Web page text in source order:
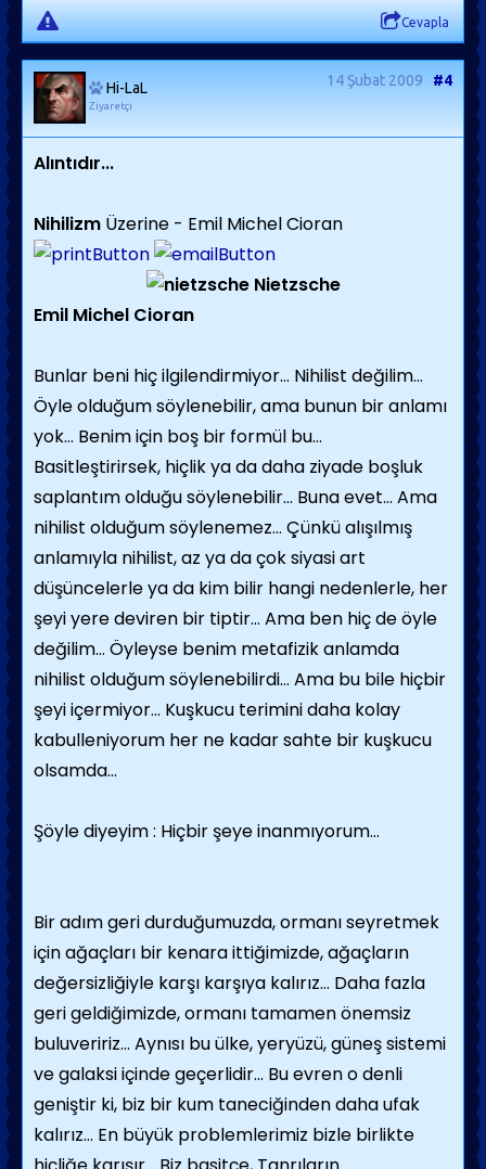
Cevapla
Hi-LaL
Ziyaretçi
14 Şubat 2009 #4
Alıntıdır...
Nihilizm Üzerine - Emil Michel Cioran
Nietzsche
Emil Michel Cioran
Bunlar beni hiç ilgilendirmiyor… Nihilist değilim…
Öyle olduğum söylenebilir, ama bunun bir anlamı
yok… Benim için boş bir formül bu…
Basitleştirirsek, hiçlik ya da daha ziyade boşluk
saplantım olduğu söylenebilir… Buna evet… Ama
nihilist olduğum söylenemez… Çünkü alışılmış
anlamıyla nihilist, az ya da çok siyasi art
düşüncelerle ya da kim bilir hangi nedenlerle, her
şeyi yere deviren bir tiptir… Ama ben hiç de öyle
değilim… Öyleyse benim metafizik anlamda
nihilist olduğum söylenebilirdi… Ama bu bile hiçbir
şeyi içermiyor… Kuşkucu terimini daha kolay
kabulleniyorum her ne kadar sahte bir kuşkucu
olsamda…
Şöyle diyeyim : Hiçbir şeye inanmıyorum…
Bir adım geri durduğumuzda, ormanı seyretmek
için ağaçları bir kenara ittiğimizde, ağaçların
değersizliğiyle karşı karşıya kalırız… Daha fazla
geri geldiğimizde, ormanı tamamen önemsiz
buluveririz… Aynısı bu ülke, yeryüzü, güneş sistemi
ve galaksi içinde geçerlidir… Bu evren o denli
geniştir ki, biz bir kum taneciğinden daha ufak
kalırız… En büyük problemlerimiz bizle birlikte